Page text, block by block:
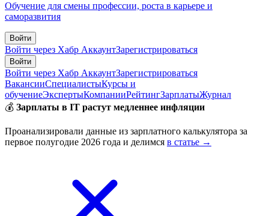
Обучение для смены профессии, роста в карьере и
саморазвития
Войти
Войти через Хабр АккаунтЗарегистрироваться
Войти
Войти через Хабр АккаунтЗарегистрироваться
ВакансииСпециалистыКурсы и
обучениеЭкспертыКомпанииРейтингЗарплатыЖурнал
💰 Зарплаты в IT растут медленнее инфляции
Проанализировали данные из зарплатного калькулятора за
первое полугодие 2026 года и делимся в статье →